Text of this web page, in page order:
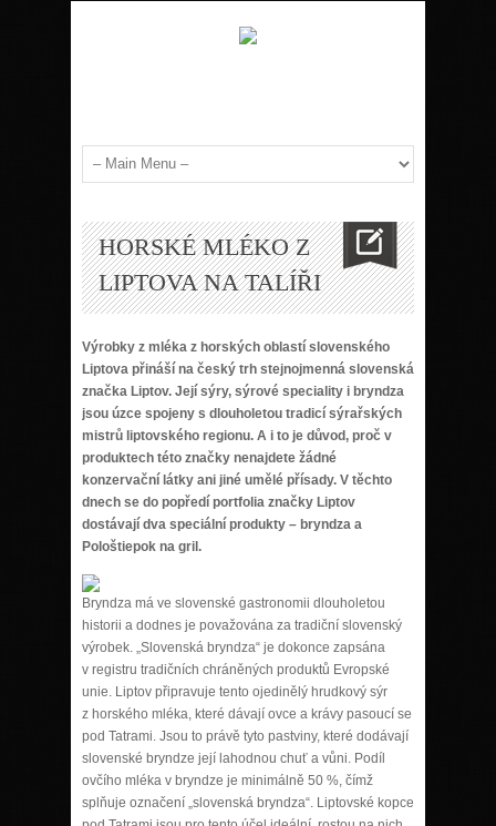
HORSKÉ MLÉKO Z
LIPTOVA NA TALÍŘI
Výrobky z mléka z horských oblastí slovenského
Liptova přináší na český trh stejnojmenná slovenská
značka Liptov. Její sýry, sýrové speciality i bryndza
jsou úzce spojeny s dlouholetou tradicí sýrařských
mistrů liptovského regionu. A i to je důvod, proč v
produktech této značky nenajdete žádné
konzervační látky ani jiné umělé přísady. V těchto
dnech se do popředí portfolia značky Liptov
dostávají dva speciální produkty – bryndza a
Pološtiepok na gril.
Bryndza má ve slovenské gastronomii dlouholetou
historii a dodnes je považována za tradiční slovenský
výrobek. „Slovenská bryndza“ je dokonce zapsána
v registru tradičních chráněných produktů Evropské
unie. Liptov připravuje tento ojedinělý hrudkový sýr
z horského mléka, které dávají ovce a krávy pasoucí se
pod Tatrami. Jsou to právě tyto pastviny, které dodávají
slovenské bryndze její lahodnou chuť a vůni. Podíl
ovčího mléka v bryndze je minimálně 50 %, čímž
splňuje označení „slovenská bryndza“. Liptovské kopce